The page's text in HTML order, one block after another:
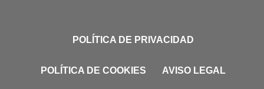
POLÍTICA DE PRIVACIDAD
POLÍTICA DE COOKIES AVISO LEGAL